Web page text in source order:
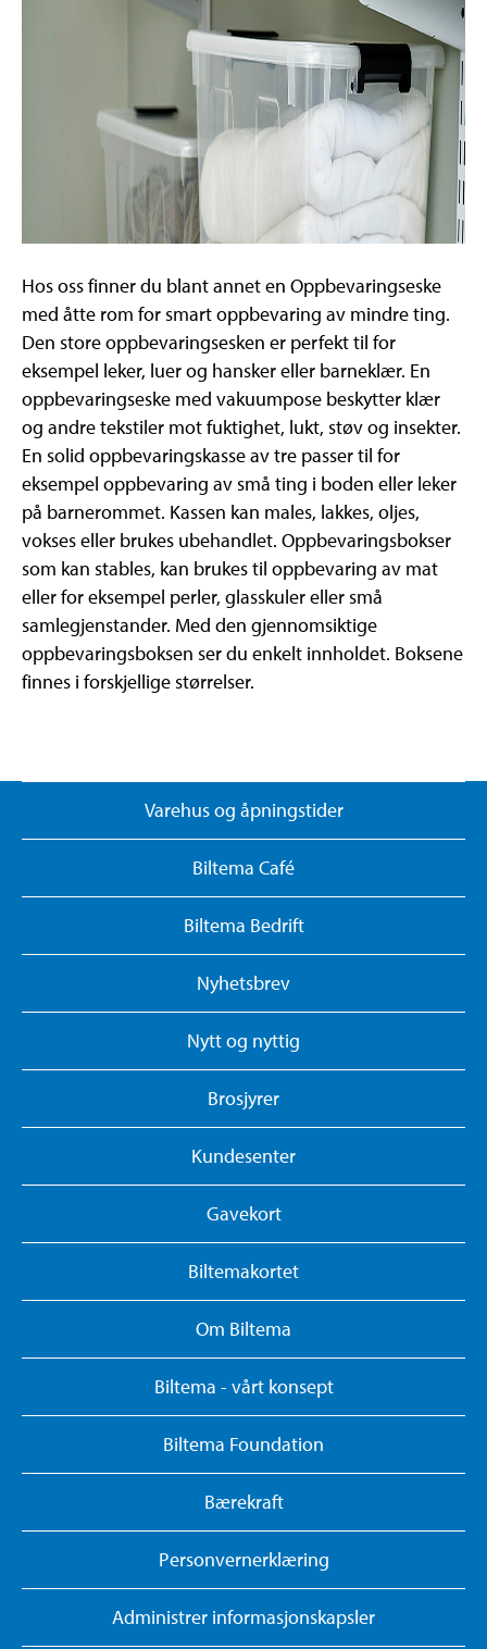
Hos oss finner du blant annet en Oppbevaringseske
med åtte rom for smart oppbevaring av mindre ting.
Den store oppbevaringsesken er perfekt til for
eksempel leker, luer og hansker eller barneklær. En
oppbevaringseske med vakuumpose beskytter klær
og andre tekstiler mot fuktighet, lukt, støv og insekter.
En solid oppbevaringskasse av tre passer til for
eksempel oppbevaring av små ting i boden eller leker
på barnerommet. Kassen kan males, lakkes, oljes,
vokses eller brukes ubehandlet. Oppbevaringsbokser
som kan stables, kan brukes til oppbevaring av mat
eller for eksempel perler, glasskuler eller små
samlegjenstander. Med den gjennomsiktige
oppbevaringsboksen ser du enkelt innholdet. Boksene
finnes i forskjellige størrelser.
Varehus og åpningstider
Biltema Café
Biltema Bedrift
Nyhetsbrev
Nytt og nyttig
Brosjyrer
Kundesenter
Gavekort
Biltemakortet
Om Biltema
Biltema - vårt konsept
Biltema Foundation
Bærekraft
Personvernerklæring
Administrer informasjonskapsler